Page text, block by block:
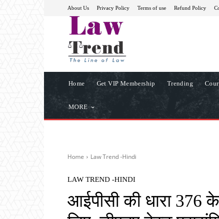
About Us Privacy Policy Terms of use Refund Policy
Home Get VIP Membership Trending
MORE
Home Law Trend -Hindi
LAW TREND -HINDI
आईपीसी की धारा